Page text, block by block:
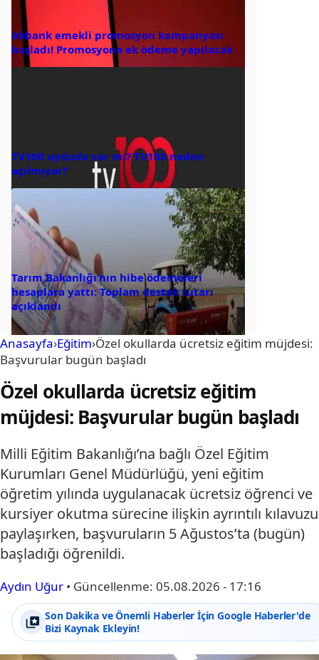
Akbank emekli promosyon kampanyası
başladı! Promosyona ek ödeme yapılacak
TV100 uyduda var mı? TV100 neden
açılmıyor?
Tarım Bakanlığı’nın hibe ödemeleri
hesaplara yattı: Toplam destek tutarı
açıklandı
Anasayfa›Eğitim›Özel okullarda ücretsiz eğitim müjdesi:
Başvurular bugün başladı
Özel okullarda ücretsiz eğitim
müjdesi: Başvurular bugün başladı
Milli Eğitim Bakanlığı’na bağlı Özel Eğitim
Kurumları Genel Müdürlüğü, yeni eğitim
öğretim yılında uygulanacak ücretsiz öğrenci ve
kursiyer okutma sürecine ilişkin ayrıntılı kılavuzu
paylaşırken, başvuruların 5 Ağustos’ta (bugün)
başladığı öğrenildi.
Aydın Uğur • Güncellenme: 05.08.2026 - 17:16
Son Dakika ve Önemli Haberler İçin Google Haberler'de
Bizi Kaynak Ekleyin!